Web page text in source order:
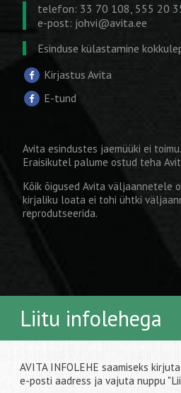
telefon: 33 70 108, 555 20
e-post: johvi@avita.ee
Esinduse külastamine
Kirjastus Avita
E-tund
Avita esindustes jaemüüki ei toimu.
Eraisikutel palume ostud teha
Kõik õigused Avita väljaannetele
kirjaliku loata ei tohi ühtki
reprodutseerida.
Liitu infolehega
AVITA INFOLEHE saamiseks
e-posti aadress ja vajuta nuppu